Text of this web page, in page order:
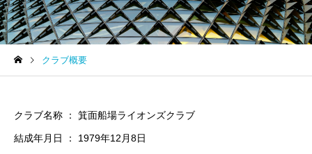
サービスサンプル4 サービスサ
news
「箕面市献血デイ」ご協力
news
地区ガバナー「アクテ
クラブ概要
クラブ名称 ： 箕面船場ライオンズクラブ
結成年月日 ： 1979年12月8日